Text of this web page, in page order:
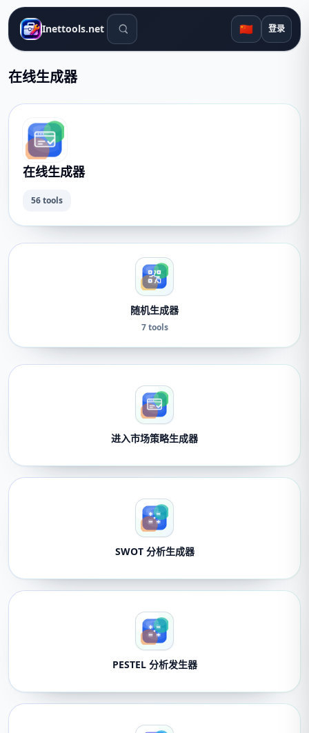
Inettools.net 搜索工具 🇨🇳 登录
在线生成器
在线生成器
56 tools
随机生成器
7 tools
进入市场策略生成器
SWOT 分析生成器
PESTEL 分析发生器